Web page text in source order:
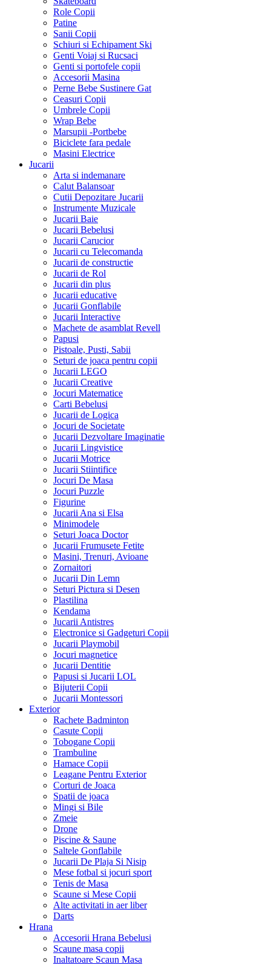
Role Copii
Patine
Sanii Copii
Schiuri si Echipament Ski
Genti Voiaj si Rucsaci
Genti si portofele copii
Accesorii Masina
Perne Bebe Sustinere Gat
Ceasuri Copii
Umbrele Copii
Wrap Bebe
Marsupii -Portbebe
Biciclete fara pedale
Masini Electrice
Jucarii
Arta si indemanare
Calut Balansoar
Cutii Depozitare Jucarii
Instrumente Muzicale
Jucarii Baie
Jucarii Bebelusi
Jucarii Carucior
Jucarii cu Telecomanda
Jucarii de constructie
Jucarii de Rol
Jucarii din plus
Jucarii educative
Jucarii Gonflabile
Jucarii Interactive
Machete de asamblat Revell
Papusi
Pistoale, Pusti, Sabii
Seturi de joaca pentru copii
Jucarii LEGO
Jucarii Creative
Jocuri Matematice
Carti Bebelusi
Jucarii de Logica
Jocuri de Societate
Jucarii Dezvoltare Imaginatie
Jucarii Lingvistice
Jucarii Motrice
Jucarii Stiintifice
Jocuri De Masa
Jocuri Puzzle
Figurine
Jucarii Ana si Elsa
Minimodele
Seturi Joaca Doctor
Jucarii Frumusete Fetite
Masini, Trenuri, Avioane
Zornaitori
Jucarii Din Lemn
Seturi Pictura si Desen
Plastilina
Kendama
Jucarii Antistres
Electronice si Gadgeturi Copii
Jucarii Playmobil
Jocuri magnetice
Jucarii Dentitie
Papusi si Jucarii LOL
Bijuterii Copii
Jucarii Montessori
Exterior
Rachete Badminton
Casute Copii
Tobogane Copii
Trambuline
Hamace Copii
Leagane Pentru Exterior
Corturi de Joaca
Spatii de joaca
Mingi si Bile
Zmeie
Drone
Piscine & Saune
Saltele Gonflabile
Jucarii De Plaja Si Nisip
Mese fotbal si jocuri sport
Tenis de Masa
Scaune si Mese Copii
Alte activitati in aer liber
Darts
Hrana
Accesorii Hrana Bebelusi
Scaune masa copii
Inaltatoare Scaun Masa